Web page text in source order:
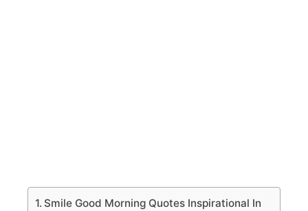
Smile Good Morning Quotes Inspirational In